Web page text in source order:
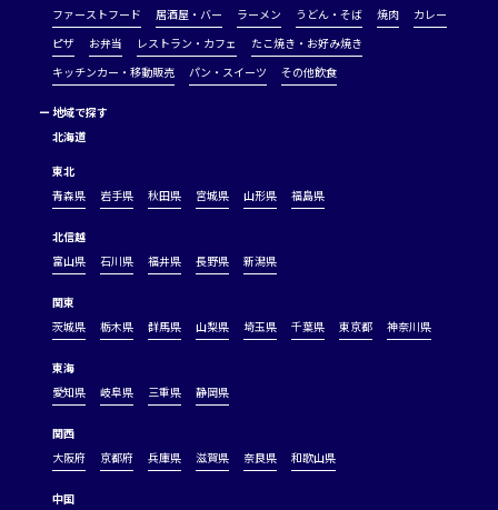
ファーストフード
居酒屋・バー ラーメン うどん・そば 焼肉
カレー
ピザ
お弁当 レストラン・カフェ
たこ焼き・お好み焼き
キッチンカー・移動販売
パン・スイーツ その他飲食
ー 地域で探す
北海道
東北
青森県
岩手県 秋田県 宮城県 山形県 福島県
北信越
富山県
石川県 福井県 長野県 新潟県
関東
茨城県
栃木県 群馬県 山梨県 埼玉県 千葉県 東京都 神奈川県
東海
愛知県
岐阜県 三重県 静岡県
関西
大阪府
京都府 兵庫県 滋賀県 奈良県 和歌山県
中国